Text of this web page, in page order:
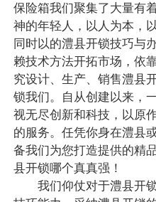
保险箱我们聚集了大量有
神的年轻人，以人为本，
同时以的澧县开锁技巧与
赖技术方法开拓市场，依
究设计、生产、销售澧县
锁我们。自从创建以来，
视无尽创新和科技，以原
的服务。任凭你身在澧县
备我们为您打造提供的精
县开锁哪个真真强！
我们仰仗对于澧县开锁